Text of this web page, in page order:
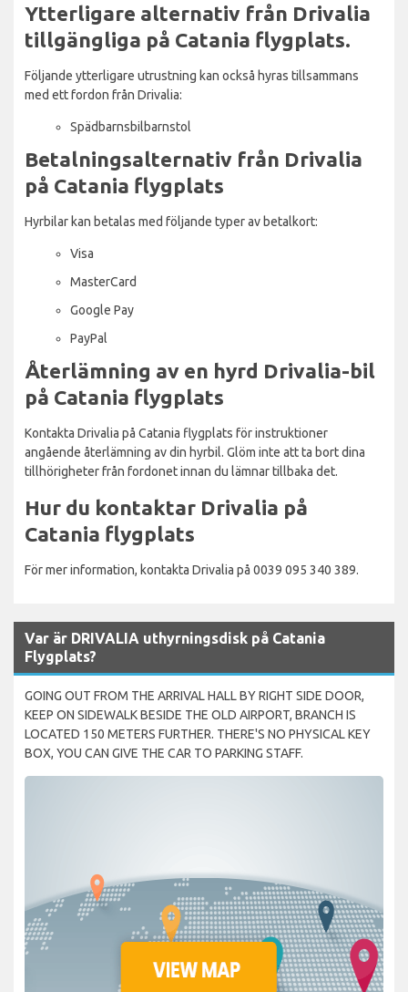
Ytterligare alternativ från Drivalia
tillgängliga på Catania flygplats.
Följande ytterligare utrustning kan också hyras tillsammans
med ett fordon från Drivalia:
Spädbarnsbilbarnstol
Betalningsalternativ från Drivalia
på Catania flygplats
Hyrbilar kan betalas med följande typer av betalkort:
Visa
MasterCard
Google Pay
PayPal
Återlämning av en hyrd Drivalia-bil
på Catania flygplats
Kontakta Drivalia på Catania flygplats för instruktioner
angående återlämning av din hyrbil. Glöm inte att ta bort dina
tillhörigheter från fordonet innan du lämnar tillbaka det.
Hur du kontaktar Drivalia på
Catania flygplats
För mer information, kontakta Drivalia på 0039 095 340 389.
Var är DRIVALIA uthyrningsdisk på Catania
Flygplats?
GOING OUT FROM THE ARRIVAL HALL BY RIGHT SIDE DOOR,
KEEP ON SIDEWALK BESIDE THE OLD AIRPORT, BRANCH IS
LOCATED 150 METERS FURTHER. THERE'S NO PHYSICAL KEY
BOX, YOU CAN GIVE THE CAR TO PARKING STAFF.